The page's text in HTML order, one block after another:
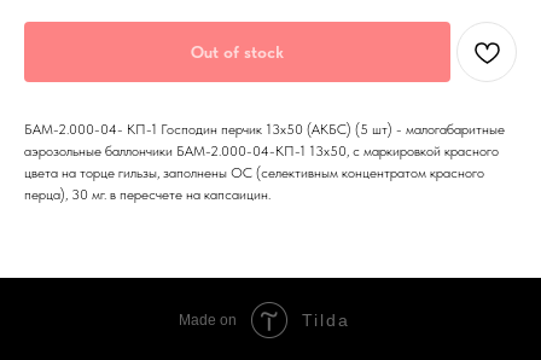
Out of stock
БАМ-2.000-04- КП-1 Господин перчик 13х50 (АКБС) (5 шт) - малогабаритные
аэрозольные баллончики БАМ-2.000-04-КП-1 13х50, с маркировкой красного
цвета на торце гильзы, заполнены ОС (селективным концентратом красного
перца), 30 мг. в пересчете на капсаицин.
Made on Tilda